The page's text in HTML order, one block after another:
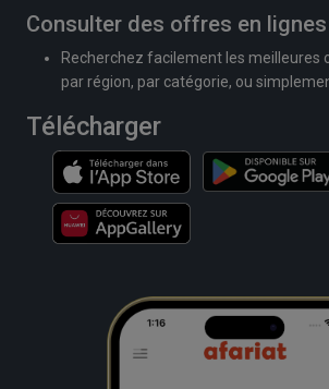
Consulter des offres en lignes
Recherchez facilement les meilleures
par région, par catégorie, ou
Télécharger